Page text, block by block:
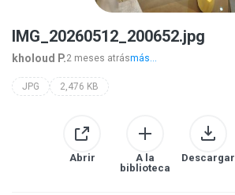
IMG_20260512_200652.jpg
kholoud P.2 meses atrásmás...
JPG 2,476 KB
Abrir
A la
biblioteca
Descargar